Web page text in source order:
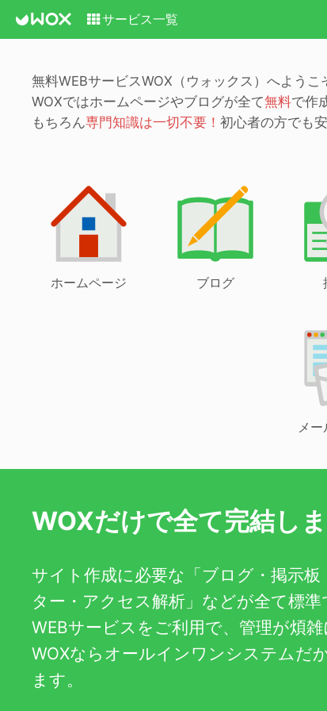
サービス一覧
無料WEBサービスWOX（ウォックス）へようこ
WOXではホームページやブログが全て無料で作
もちろん専門知識は一切不要！ 初心者の方でも安
ホームページ ブログ
メー
WOXだけで全て完結し
サイト作成に必要な「ブログ・掲示
ター・アクセス解析」などが全て標
WEBサービスをご利用で、管理が煩
WOXならオールインワンシステムだ
ます。